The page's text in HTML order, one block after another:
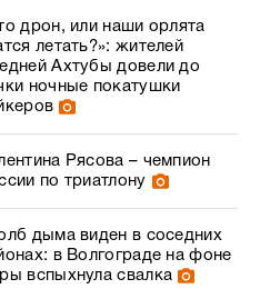
дрон, или наши орлята
летать?»: жителей
Ахтубы довели до
ночные покатушки
Рясова – чемпион
по триатлону
дыма виден в соседних
в Волгограде на фоне
вспыхнула свалка